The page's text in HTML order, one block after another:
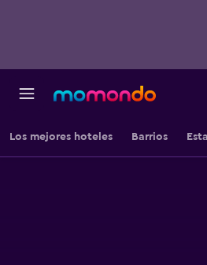
Los mejores hoteles Barrios